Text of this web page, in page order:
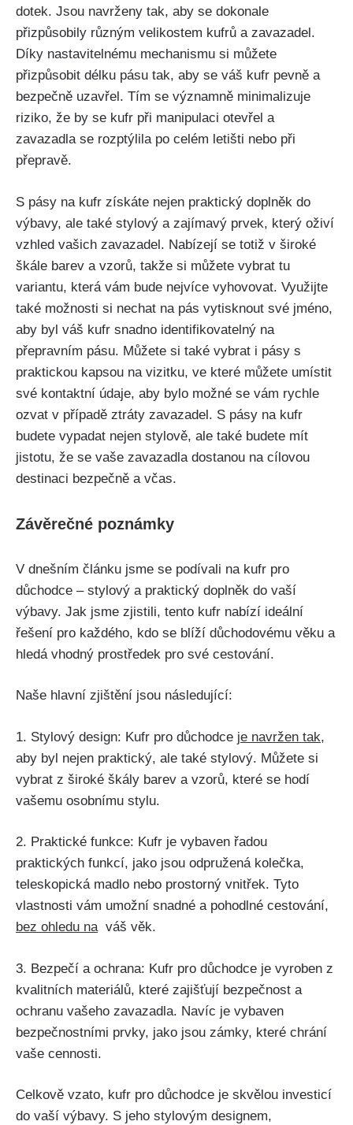
dotek. Jsou navrženy tak, aby se dokonale
přizpůsobily různým velikostem⁤ kufrů a ⁢zavazadel.
Díky nastavitelnému ⁢mechanismu si můžete‌
přizpůsobit délku pásu tak, aby se ​váš kufr pevně a
bezpečně uzavřel. Tím ​se významně minimalizuje
riziko, že by se kufr při manipulaci otevřel ​a
zavazadla se rozptýlila po⁣ celém letišti nebo při
přepravě.
S pásy na kufr získáte nejen praktický doplněk do
výbavy, ale také stylový a zajímavý‌ prvek, který oživí⁣
vzhled vašich zavazadel. Nabízejí se totiž v široké‌
škále barev a vzorů, takže si můžete⁣ vybrat tu
variantu, která‌ vám bude‌ nejvíce vyhovovat. Využijte
také možnosti si ⁣nechat na pás vytisknout své jméno,
aby byl váš kufr snadno identifikovatelný ​na
přepravním pásu. Můžete si také vybrat i pásy s
praktickou⁣ kapsou na vizitku, ve které můžete umístit
⁢své kontaktní údaje, aby bylo ⁣možné‌ se vám rychle
ozvat v případě ztráty zavazadel. S pásy na kufr
budete ⁢vypadat nejen stylově, ale také⁤ budete mít
jistotu, že se vaše zavazadla dostanou na cílovou
destinaci bezpečně a včas.
Závěrečné poznámky
V dnešním ⁢článku jsme se ​podívali na kufr pro
důchodce – stylový a praktický doplněk do vaší
výbavy. Jak jsme⁤ zjistili, tento kufr nabízí ideální
řešení pro každého, kdo se blíží‍ důchodovému věku ⁤a
hledá‌ vhodný prostředek pro své cestování.
Naše hlavní zjištění jsou následující:
1. Stylový design: Kufr pro důchodce je⁤ navržen tak,
aby byl nejen praktický, ale také stylový. Můžete si
vybrat z široké škály barev a vzorů, ​které se hodí
vašemu⁤ osobnímu stylu.
2. Praktické funkce: ⁤Kufr je vybaven řadou
praktických funkcí,⁤ jako jsou odpružená kolečka,
teleskopická madlo nebo prostorný vnitřek. Tyto
vlastnosti vám umožní snadné‍ a pohodlné cestování,
bez ohledu na⁣ váš‌ věk.
3. Bezpečí a ochrana: ⁣Kufr pro důchodce je vyroben z
kvalitních materiálů, které zajišťují bezpečnost⁢ a
ochranu vašeho ‍zavazadla. Navíc je vybaven
bezpečnostními prvky, jako jsou zámky, které chrání
vaše cennosti.
Celkově vzato, kufr pro důchodce ‌je ‌skvělou investicí
⁣do vaší výbavy. S​ jeho stylovým designem,